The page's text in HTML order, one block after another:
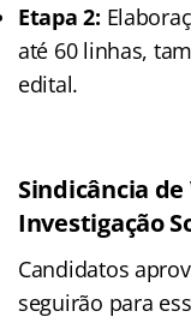
Etapa 2:
até 60 linhas,
edital.
Sindicância
Investigação
Candidatos
seguirão para